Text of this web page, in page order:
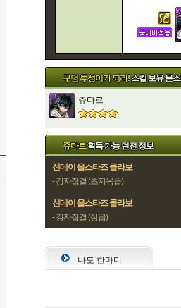
구멍 투성이가 되라!스킬 보유 몬
쥬다르
쥬다르획득 가능 던전 정보
선데이 올스타즈 콜라보
- 강자집결 (초지옥급)
선데이 올스타즈 콜라보
- 강자집결 (상급)
나도 한마디